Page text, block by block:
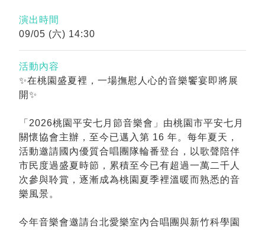
演出時間
09/05 (六) 14:30
活動內容
✨在桃園盛夏裡，一場撫慰人心的音樂饗宴即將展
開✨
「2026桃園平安七月節音樂會」由桃園市平安七月
關懷協會主辦，至今已邁入第 16 年。每年夏天，
活動邀請國內優質合唱團隊輪番登台，以歌聲陪伴
市民度過盛夏時節，累積至今已有超過一萬二千人
次參與聆賞，逐漸成為桃園夏季裡溫暖而熟悉的音
樂風景。
今年音樂會邀請台北愛樂室內合唱團與新竹科學園